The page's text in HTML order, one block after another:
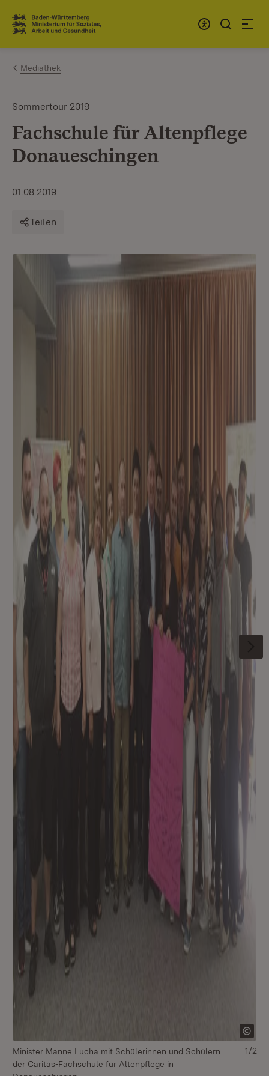
Zum Inhalt springen
Link zur Startseite
Mediathek
Sommertour 2019
Fachschule für Altenpflege
Donaueschingen
01.08.2019
Teilen
Minister Manne Lucha mit Schülerinnen und Schülern
der Caritas-Fachschule für Altenpflege in
1/2